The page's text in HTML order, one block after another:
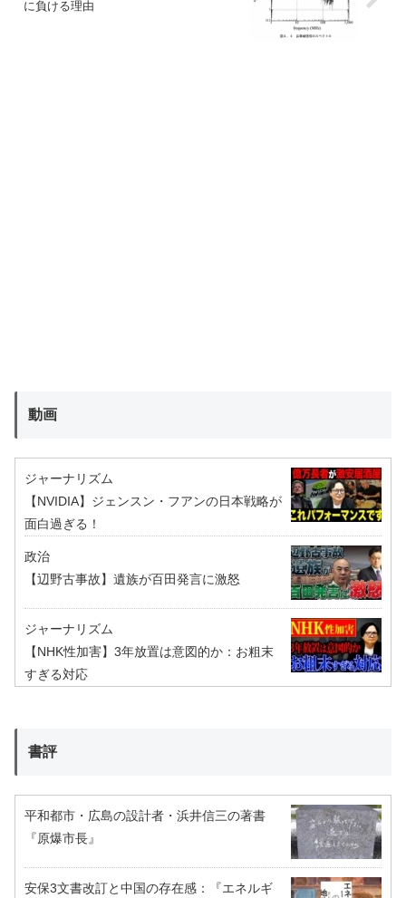
に負ける理由
動画
ジャーナリズム
【NVIDIA】ジェンスン・フアンの日本戦略が
面白過ぎる！
政治
【辺野古事故】遺族が百田発言に激怒
ジャーナリズム
【NHK性加害】3年放置は意図的か：お粗末
すぎる対応
書評
平和都市・広島の設計者・浜井信三の著書
『原爆市長』
安保3文書改訂と中国の存在感：『エネルギ